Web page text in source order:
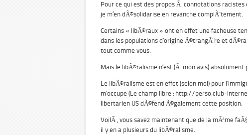
Pour ce qui est des propos Ã connotations
je m’en dÃ©solidarise en revanche complÃ¨tement.
Certains « libÃ©raux » ont en effet une facheuse
dans les populations d’origine Ã©trangÃ¨re et
tout comme vous.
Mais le libÃ©ralisme n’est (Ã mon avis) absolument
Le libÃ©ralisme est en effet (selon moi) pour
m’occupe (Le champ libre : http://perso.club-
libertarien US dÃ©fend Ã©galement cette position.
VoilÃ , vous savez maintenant que de la mÃªme
il y en a plusieurs du libÃ©ralisme.